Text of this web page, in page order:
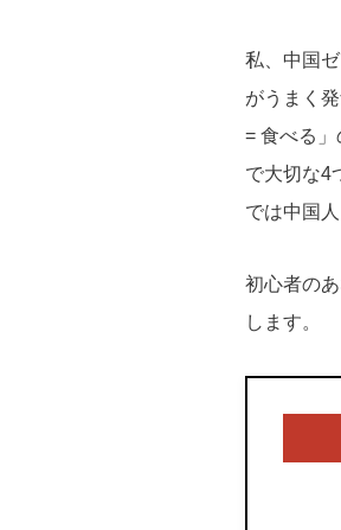
私、中国
がうまく
= 食べる
で大切な4
では中国
初心者の
します。